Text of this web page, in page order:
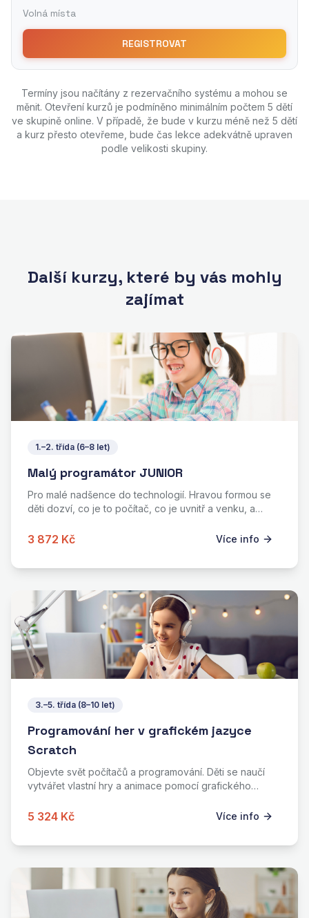
Termíny jsou načítány z rezervačního systému a mohou se
měnit. Otevření kurzů je podmíněno minimálním počtem 5 dětí
ve skupině online. V případě, že bude v kurzu méně než 5 dětí
a kurz přesto otevřeme, bude čas lekce adekvátně upraven
podle velikosti skupiny.
Další kurzy, které by vás mohly
zajímat
1.–2. třída (6–8 let)
Malý programátor JUNIOR
Pro malé nadšence do technologií. Hravou formou se
děti dozví, co je to počítač, co je uvnitř a venku, a
3 872 Kč Více info
3.–5. třída (8–10 let)
Programování her v grafickém jazyce
Scratch
Objevte svět počítačů a programování. Děti se naučí
vytvářet vlastní hry a animace pomocí grafického
5 324 Kč Více info